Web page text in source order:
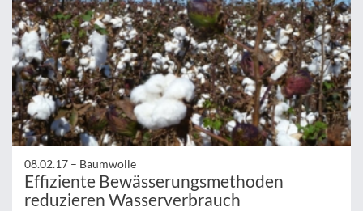
08.02.17 – Baumwolle
Effiziente Bewässerungsmethoden
reduzieren Wasserverbrauch